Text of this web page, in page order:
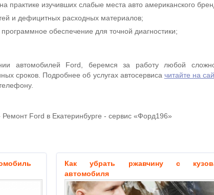
практике изучивших слабые места авто американского
и дефицитных расходных материалов;
обеспечение для точной диагностики;
автомобилей Ford, беремся за работу любой
сроков. Подробнее об услугах автосервиса читайте на
Ремонт Ford в Екатеринбурге - сервис «Форд196»
Как убрать ржавчину с
автомобиля